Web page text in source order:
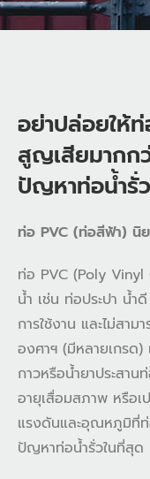
อย่าปล่อยให้
สูญเสียมากก
ปัญหาท่อน้ำรั่
ท่อ PVC (ท่อสีฟ้า) นิย
ท่อ PVC (Poly
น้ำ เช่น ท่อประปา น้ำ
การใช้งาน และไม่สา
องศาฯ (มีหลายเกรด)
กาวหรือน้ำยาประสา
อายุเสื่อมสภาพ หรือเ
แรงดันและอุณหภูมิที่ท่
ปัญหาท่อน้ำรั่วในที่สุด